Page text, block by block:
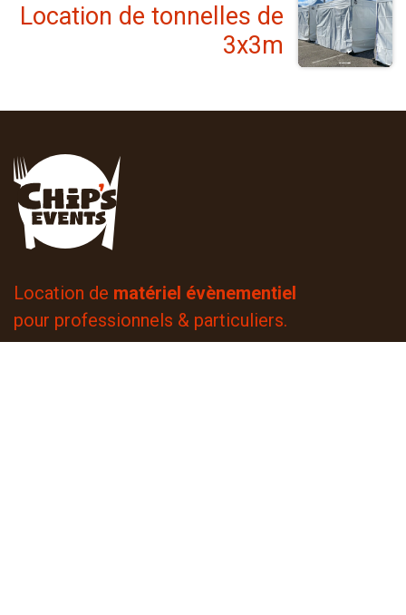
Location de tonnelles de
3x3m
Location de matériel évènementiel
pour professionnels & particuliers.